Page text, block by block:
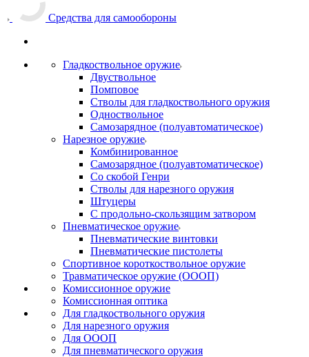
Средства для самообороны
Гладкоствольное оружие
Двуствольное
Помповое
Стволы для гладкоствольного оружия
Одноствольное
Самозарядное (полуавтоматическое)
Нарезное оружие
Комбинированное
Самозарядное (полуавтоматическое)
Со скобой Генри
Стволы для нарезного оружия
Штуцеры
С продольно-скользящим затвором
Пневматическое оружие
Пневматические винтовки
Пневматические пистолеты
Спортивное короткоствольное оружие
Травматическое оружие (ОООП)
Комиссионное оружие
Комиссионная оптика
Для гладкоствольного оружия
Для нарезного оружия
Для ОООП
Для пневматического оружия